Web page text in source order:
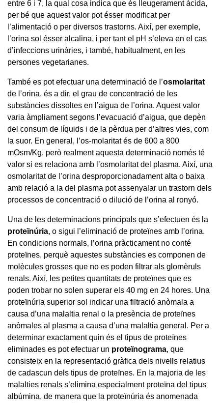
entre 6 i 7, la qual cosa indica que és lleugerament àcida,
per bé que aquest valor pot ésser modificat per
l’alimentació o per diversos trastorns. Així, per exemple,
l’orina sol ésser alcalina, i per tant el pH s’eleva en el cas
d’infeccions urinàries, i també, habitualment, en les
persones vegetarianes.
També es pot efectuar una determinació de l’osmolaritat
de l’orina, és a dir, el grau de concentració de les
substàncies dissoltes en l’aigua de l’orina. Aquest valor
varia àmpliament segons l’evacuació d’aigua, que depèn
del consum de líquids i de la pèrdua per d’altres vies, com
la suor. En general, l’os-molaritat és de 600 a 800
mOsm/Kg, però realment aquesta determinació només té
valor si es relaciona amb l’osmolaritat del plasma. Així, una
osmolaritat de l’orina desproporcionadament alta o baixa
amb relació a la del plasma pot assenyalar un trastorn dels
processos de concentració o dilució de l’orina al ronyó.
Una de les determinacions principals que s’efectuen és la
proteïnúria, o sigui l’eliminació de proteïnes amb l’orina.
En condicions normals, l’orina pràcticament no conté
proteïnes, perquè aquestes substàncies es componen de
molècules grosses que no es poden filtrar als glomèruls
renals. Així, les petites quantitats de proteïnes que es
poden trobar no solen superar els 40 mg en 24 hores. Una
proteïnúria superior sol indicar una filtració anòmala a
causa d’una malaltia renal o la presència de proteïnes
anòmales al plasma a causa d’una malaltia general. Per a
determinar exactament quin és el tipus de proteïnes
eliminades es pot efectuar un proteïnograma, que
consisteix en la representació gràfica dels nivells relatius
de cadascun dels tipus de proteïnes. En la majoria de les
malalties renals s’elimina especialment proteïna del tipus
albúmina, de manera que la proteïnúria és anomenada